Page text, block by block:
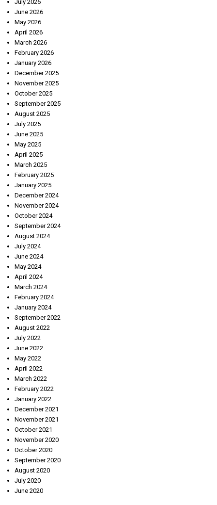
July 2026
June 2026
May 2026
April 2026
March 2026
February 2026
January 2026
December 2025
November 2025
October 2025
September 2025
August 2025
July 2025
June 2025
May 2025
April 2025
March 2025
February 2025
January 2025
December 2024
November 2024
October 2024
September 2024
August 2024
July 2024
June 2024
May 2024
April 2024
March 2024
February 2024
January 2024
September 2022
August 2022
July 2022
June 2022
May 2022
April 2022
March 2022
February 2022
January 2022
December 2021
November 2021
October 2021
November 2020
October 2020
September 2020
August 2020
July 2020
June 2020